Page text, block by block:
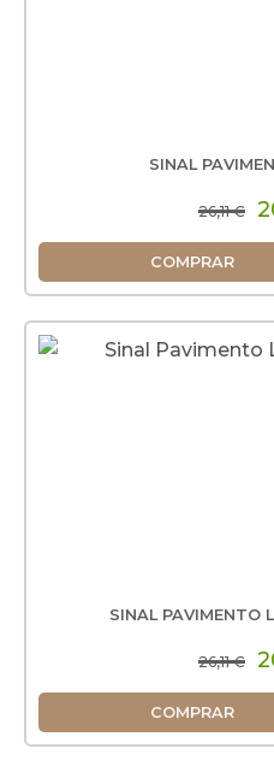
SINAL
26,11 €
COMPRAR
SINAL PAVIMENTO
26,11 €
COMPRAR